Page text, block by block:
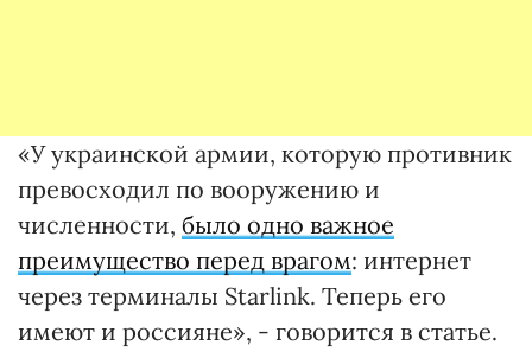
«У украинской армии, которую противник
превосходил по вооружению и
численности, было одно важное
преимущество перед врагом: интернет
через терминалы Starlink. Теперь его
имеют и россияне», - говорится в статье.